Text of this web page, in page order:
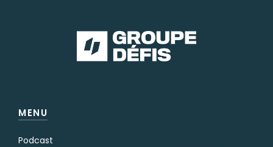
MENU
Podcast